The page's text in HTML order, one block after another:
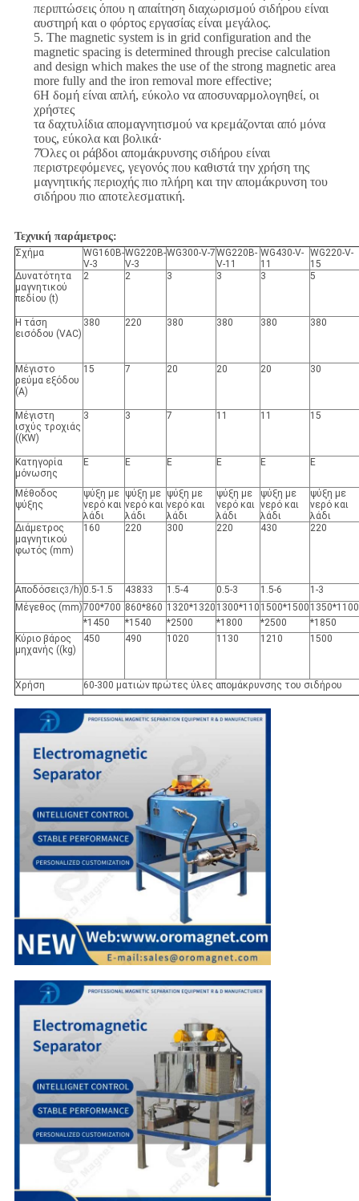
περιπτώσεις όπου η απαίτηση διαχωρισμού σιδήρου είναι
αυστηρή και ο φόρτος εργασίας είναι μεγάλος.
5. The magnetic system is in grid configuration and the
magnetic spacing is determined through precise calculation
and design which makes the use of the strong magnetic area
more fully and the iron removal more effective;
6Η δομή είναι απλή, εύκολο να αποσυναρμολογηθεί, οι
χρήστες
τα δαχτυλίδια απομαγνητισμού να κρεμάζονται από μόνα
τους, εύκολα και βολικά·
7Όλες οι ράβδοι απομάκρυνσης σιδήρου είναι
περιστρεφόμενες, γεγονός που καθιστά την χρήση της
μαγνητικής περιοχής πιο πλήρη και την απομάκρυνση του
σιδήρου πιο αποτελεσματική.
Τεχνική παράμετρος:
Σχήμα
WG160B-
V-3
WG220B-
V-3
WG300-V-7WG220B-
V-11
WG430-V-
11
WG220-V-
15
Δυνατότητα
μαγνητικού
πεδίου (t)
2 2 3 3 3 5
Η τάση
εισόδου (VAC)
380 220 380 380 380 380
Μέγιστο
ρεύμα εξόδου
(A)
15 7 20 20 20 30
Μέγιστη
ισχύς τροχιάς
((KW)
3 3 7 11 11 15
Κατηγορία
μόνωσης
Ε Ε Ε Ε Ε Ε
Μέθοδος
ψύξης
ψύξη με
νερό και
λάδι
ψύξη με
νερό και
λάδι
ψύξη με
νερό και
λάδι
ψύξη με
νερό και
λάδι
ψύξη με
νερό και
λάδι
ψύξη με
νερό και
λάδι
Διάμετρος
μαγνητικού
φωτός (mm)
160 220 300 220 430 220
Αποδόσεις3/h) 0.5-1.5 43833 1.5-4 0.5-3 1.5-6
1-3
Μέγεθος (mm)700*700 860*860 1320*1320 1300*110 1500*1500 1350*1100
*1450
*1540 *2500 *1800 *2500
*1850
Κύριο βάρος
μηχανής ((kg)
450 490 1020 1130 1210 1500
Χρήση 60-300 ματιών πρώτες ύλες απομάκρυνσης του σιδήρου